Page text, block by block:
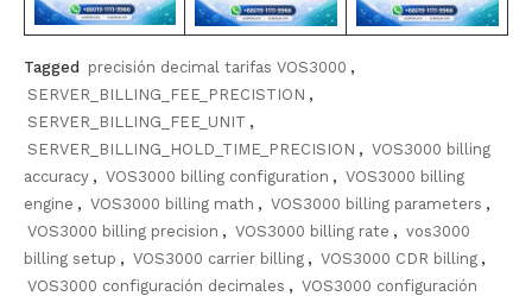
Tagged precisión decimal tarifas VOS3000 ,
SERVER_BILLING_FEE_PRECISTION ,
SERVER_BILLING_FEE_UNIT ,
SERVER_BILLING_HOLD_TIME_PRECISION , VOS3000 billing
accuracy , VOS3000 billing configuration , VOS3000 billing
engine , VOS3000 billing math , VOS3000 billing parameters ,
VOS3000 billing precision , VOS3000 billing rate , vos3000
billing setup , VOS3000 carrier billing , VOS3000 CDR billing ,
VOS3000 configuración decimales , VOS3000 configuración